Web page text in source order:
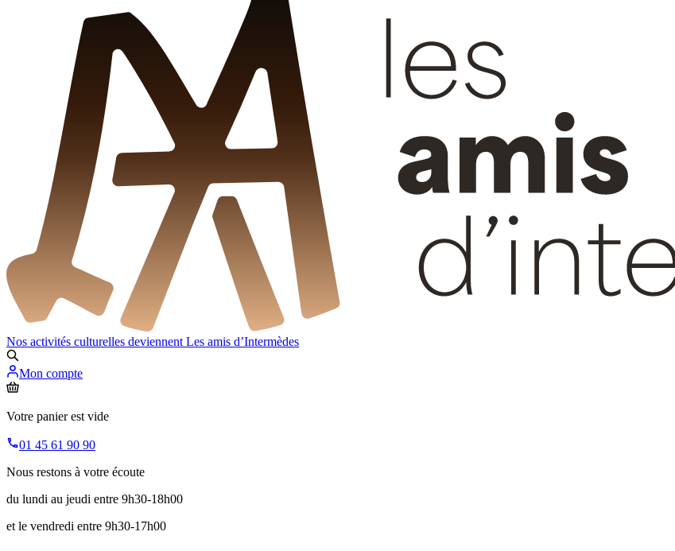
Nos activités culturelles deviennent Les amis d’Intermèdes
Mon compte
Votre panier est vide
01 45 61 90 90
Nous restons à votre écoute
du lundi au jeudi entre 9h30-18h00
et le vendredi entre 9h30-17h00